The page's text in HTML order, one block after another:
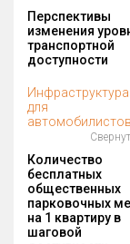
Перспективы
изменения
транспортной
доступности
Инфраструктура
для
автомобилистов
Количество
бесплатных
общественных
парковочных
на 1 квартиру в
шаговой